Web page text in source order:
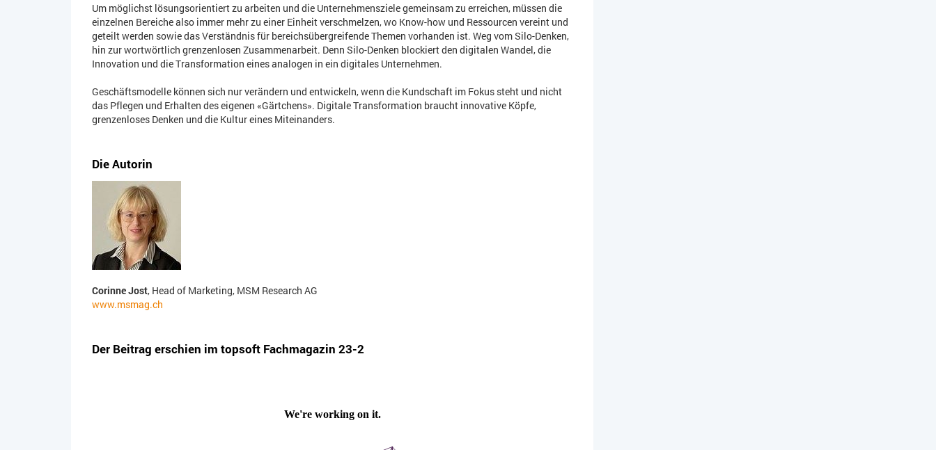
Um möglichst lösungsorientiert zu arbeiten und die Unternehmensziele gemeinsam zu erreichen, müssen die
einzelnen Bereiche also immer mehr zu einer Einheit verschmelzen, wo Know-how und Ressourcen vereint und
geteilt werden sowie das Verständnis für bereichsübergreifende Themen vorhanden ist. Weg vom Silo-Denken,
hin zur wortwörtlich grenzenlosen Zusammenarbeit. Denn Silo-Denken blockiert den digitalen Wandel, die
Innovation und die Transformation eines analogen in ein digitales Unternehmen.
Geschäftsmodelle können sich nur verändern und entwickeln, wenn die Kundschaft im Fokus steht und nicht
das Pflegen und Erhalten des eigenen «Gärtchens». Digitale Transformation braucht innovative Köpfe,
grenzenloses Denken und die Kultur eines Miteinanders.
Die Autorin
Corinne Jost, Head of Marketing, MSM Research AG
www.msmag.ch
Der Beitrag erschien im topsoft Fachmagazin 23-2